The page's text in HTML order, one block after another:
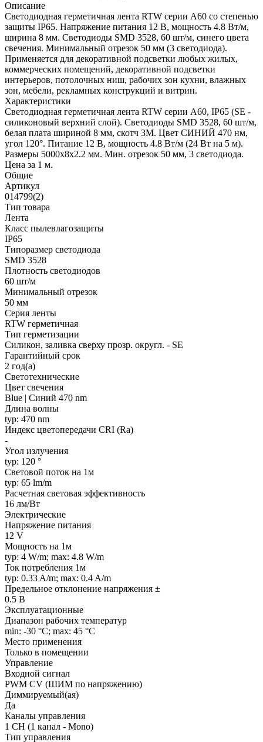
Описание
Светодиодная герметичная лента RTW серии A60 со степенью
защиты IP65. Напряжение питания 12 В, мощность 4.8 Вт/м,
ширина 8 мм. Светодиоды SMD 3528, 60 шт/м, синего цвета
свечения. Минимальный отрезок 50 мм (3 светодиода).
Применяется для декоративной подсветки любых жилых,
коммерческих помещений, декоративной подсветки
интерьеров, потолочных ниш, рабочих зон кухни, влажных
зон, мебели, рекламных конструкций и витрин.
Характеристики
Светодиодная герметичная лента RTW серии A60, IP65 (SE -
силиконовый верхний слой). Светодиоды SMD 3528, 60 шт/м,
белая плата шириной 8 мм, скотч 3M. Цвет СИНИЙ 470 нм,
угол 120°. Питание 12 В, мощность 4.8 Вт/м (24 Вт на 5 м).
Размеры 5000x8x2.2 мм. Мин. отрезок 50 мм, 3 светодиода.
Цена за 1 м.
Общие
Артикул
014799(2)
Тип товара
Лента
Класс пылевлагозащиты
IP65
Типоразмер светодиода
SMD 3528
Плотность светодиодов
60 шт/м
Минимальный отрезок
50 мм
Серия ленты
RTW герметичная
Тип герметизации
Силикон, заливка сверху прозр. округл. - SE
Гарантийный срок
2 год(а)
Светотехнические
Цвет свечения
Blue | Синий 470 nm
Длина волны
typ: 470 nm
Индекс цветопередачи CRI (Ra)
-
Угол излучения
typ: 120 °
Световой поток на 1м
typ: 65 lm/m
Расчетная световая эффективность
16 лм/Вт
Электрические
Напряжение питания
12 V
Мощность на 1м
typ: 4 W/m; max: 4.8 W/m
Ток потребления 1м
typ: 0.33 A/m; max: 0.4 A/m
Предельное отклонение напряжения ±
0.5 В
Эксплуатационные
Диапазон рабочих температур
min: -30 °C; max: 45 °C
Место применения
Только в помещении
Управление
Входной сигнал
PWM СV (ШИМ по напряжению)
Диммируемый(ая)
Да
Каналы управления
1 CH (1 канал - Mono)
Тип управления